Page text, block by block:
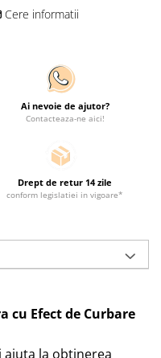
Cere informatii
Ai nevoie de ajutor?
Contacteaza-ne aici!
Drept de retur 14 zile
conform legislatiei in vigoare*
cu Efect de Curbare
la obtinerea